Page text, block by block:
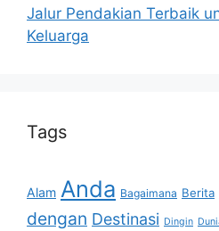
Jalur Pendakian Terbaik
Keluarga
Tags
Alam Anda Bagaimana Berita
dengan Destinasi Dingin